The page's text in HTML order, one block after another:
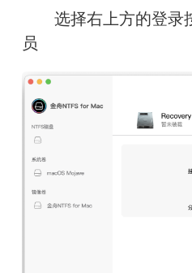
选择右上方的登录
员